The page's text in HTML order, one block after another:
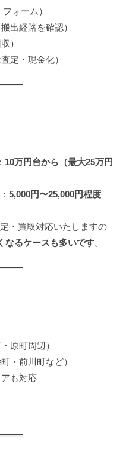
ォーム）
出経路を確認）
）
定・現金化）
10万円台から（最大25万円
5,000円〜25,000円程度
・買取対応いたしますの
なるケースも多いです。
原町周辺）
・前川町など）
も対応